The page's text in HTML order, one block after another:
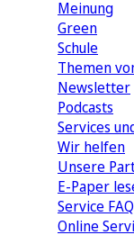
Meinung
Green
Schule
Themen
Newsletter
Podcasts
Services
Wir helfen
Unsere
E-Paper
Service FAQ
Online